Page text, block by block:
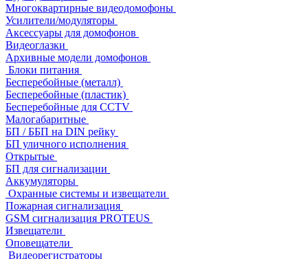
Многоквартирные видеодомофоны
Усилители/модуляторы
Аксессуары для домофонов
Видеоглазки
Архивные модели домофонов
Блоки питания
Бесперебойные (металл)
Бесперебойные (пластик)
Бесперебойные для CCTV
Малогабаритные
БП / ББП на DIN рейку
БП уличного исполнения
Открытые
БП для сигнализации
Аккумуляторы
Охранные системы и извещатели
Пожарная сигнализация
GSM сигнализация PROTEUS
Извещатели
Оповещатели
Видеорегистраторы